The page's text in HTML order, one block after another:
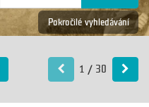
Pokročilé vyhledávání
1 / 30